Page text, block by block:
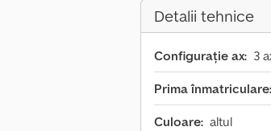
Detalii tehnice
Configurație ax: 3
Prima înmatriculare:
Culoare: altul